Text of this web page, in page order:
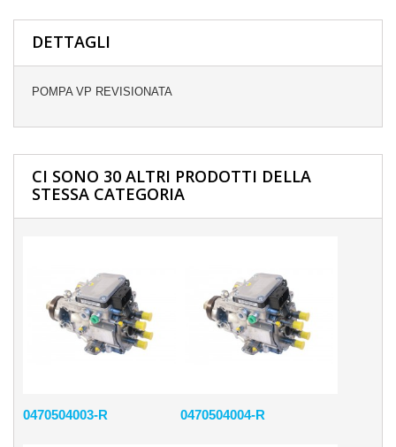
DETTAGLI
POMPA VP REVISIONATA
CI SONO 30 ALTRI PRODOTTI DELLA
STESSA CATEGORIA
0470504003-R 0470504004-R